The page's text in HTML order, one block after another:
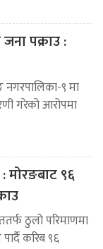
पक्राउ :
९ मा
गरेको आरोपमा
मोरङबाट ९६
ठुलो परिमाणमा
करिब ९६